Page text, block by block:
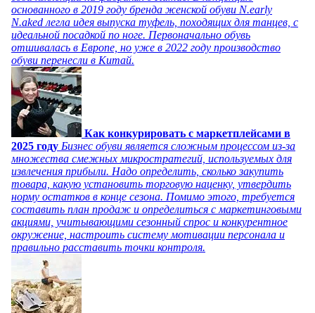
основанного в 2019 году бренда женской обуви N.early
N.aked легла идея выпуска туфель, походящих для танцев, с
идеальной посадкой по ноге. Первоначально обувь
отшивалась в Европе, но уже в 2022 году производство
обуви перенесли в Китай.
Как конкурировать с маркетплейсами в
2025 году Бизнес обуви является сложным процессом из-за
множества смежных микростратегий, используемых для
извлечения прибыли. Надо определить, сколько закупить
товара, какую установить торговую наценку, утвердить
норму остатков в конце сезона. Помимо этого, требуется
составить план продаж и определиться с маркетинговыми
акциями, учитывающими сезонный спрос и конкурентное
окружение, настроить систему мотивации персонала и
правильно расставить точки контроля.